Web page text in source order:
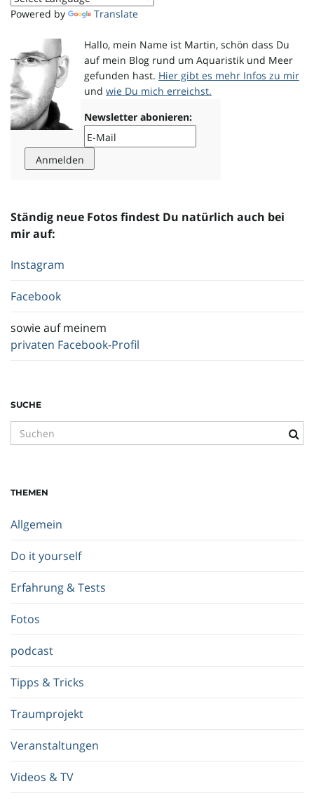
t
Powered by Translate
Hallo, mein Name ist Martin, schön dass Du
auf mein Blog rund um Aquaristik und Meer
gefunden hast. Hier gibt es mehr Infos zu mir
und wie Du mich erreichst.
Newsletter abonieren:
Ständig neue Fotos findest Du natürlich auch bei
mir auf:
Instagram
Facebook
sowie auf meinem
privaten Facebook-Profil
SUCHE
u
b
g
i
f
.
.
.
THEMEN
Allgemein
Do it yourself
Erfahrung & Tests
Fotos
podcast
Tipps & Tricks
Traumprojekt
Veranstaltungen
Videos & TV